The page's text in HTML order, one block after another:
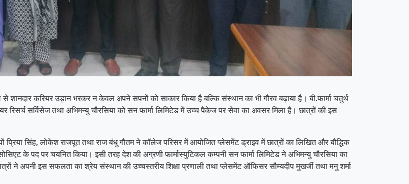
शानदार करियर उड़ान भरकर न केवल अपने सपनों को साकार किया है बल्कि संस्थान का भी गौरव बढ़ाया है। बी.फार्मा चतुर्थ
रिसर्च सर्विसेज तथा अभिमन्यु चौरसिया को सन फार्मा लिमिटेड में उच्च पैकेज पर सेवा का अवसर मिला है। छात्रों की इस
प्रिया सिंह, लोकेश राजपूत तथा राज बंधु गौतम ने कॉलेज परिसर में आयोजित प्लेसमेंट ड्राइव में छात्रों का लिखित और बौद्धिक
के पद पर चयनित किया। इसी तरह देश की अग्रणी फार्मास्युटिकल कम्पनी सन फार्मा लिमिटेड ने अभिमन्यु चौरसिया का
ने अपनी इस सफलता का श्रेय संस्थान की उच्चस्तरीय शिक्षा प्रणाली तथा प्लेसमेंट ऑफिसर सौम्यदीप मुखर्जी तथा मनु शर्मा